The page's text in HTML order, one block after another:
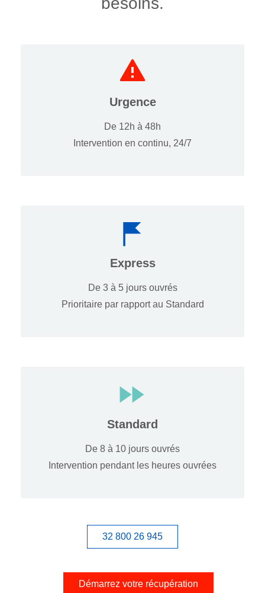
Urgence
De 12h à 48h
Intervention en continu, 24/7
Express
De 3 à 5 jours ouvrés
Prioritaire par rapport au Standard
Standard
De 8 à 10 jours ouvrés
Intervention pendant les heures ouvrées
32 800 26 945
Démarrez votre récupération